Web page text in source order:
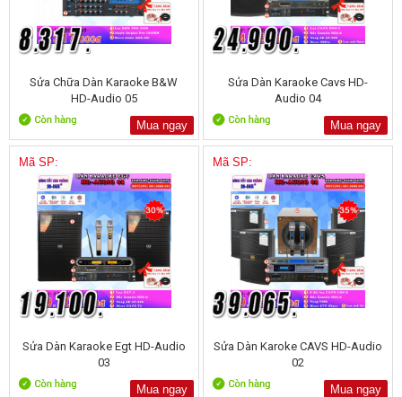
Sửa Chữa Dàn Karaoke B&W
HD-Audio 05
Mua ngay
Sửa Dàn Karaoke Cavs HD-
Audio 04
Mua ngay
Mã SP:
Sửa Dàn Karaoke Egt HD-Audio
03
Mua ngay
Mã SP:
Sửa Dàn Karoke CAVS HD-Audio
02
Mua ngay